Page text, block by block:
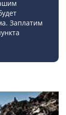
Заплатим